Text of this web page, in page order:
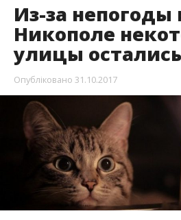
Из-за непогоды
Никополе
улицы
Опубліковано 31.10.2017